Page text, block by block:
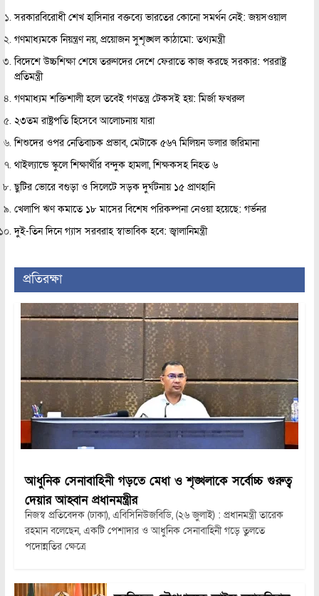
সরকারবিরোধী শেখ হাসিনার বক্তব্যে ভারতের কোনো সমর্থন নেই: জয়সওয়াল
গণমাধ্যমকে নিয়ন্ত্রণ নয়, প্রয়োজন সুশৃঙ্খল কাঠামো: তথ্যমন্ত্রী
বিদেশে উচ্চশিক্ষা শেষে তরুণদের দেশে ফেরাতে কাজ করছে সরকার: পররাষ্ট্র
প্রতিমন্ত্রী
গণমাধ্যম শক্তিশালী হলে তবেই গণতন্ত্র টেকসই হয়: মির্জা ফখরুল
২৩তম রাষ্ট্রপতি হিসেবে আলোচনায় যারা
শিশুদের ওপর নেতিবাচক প্রভাব, মেটাকে ৫৬৭ মিলিয়ন ডলার জরিমানা
থাইল্যান্ডে স্কুলে শিক্ষার্থীর বন্দুক হামলা, শিক্ষকসহ নিহত ৬
ছুটির ভোরে বগুড়া ও সিলেটে সড়ক দুর্ঘটনায় ১৫ প্রাণহানি
খেলাপি ঋণ কমাতে ১৮ মাসের বিশেষ পরিকল্পনা নেওয়া হয়েছে: গর্ভনর
দুই-তিন দিনে গ্যাস সরবরাহ স্বাভাবিক হবে: জ্বালানিমন্ত্রী
প্রতিরক্ষা
আধুনিক সেনাবাহিনী গড়তে মেধা ও শৃঙ্খলাকে সর্বোচ্চ গুরুত্ব
দেয়ার আহ্বান প্রধানমন্ত্রীর
নিজস্ব প্রতিবেদক (ঢাকা), এবিসিনিউজবিডি, (২৬ জুলাই) : প্রধানমন্ত্রী তারেক
রহমান বলেছেন, একটি পেশাদার ও আধুনিক সেনাবাহিনী গড়ে তুলতে
পদোন্নতির ক্ষেত্রে